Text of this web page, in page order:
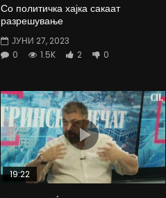
Со политичка хајка сакаат
разрешување
ЈУНИ 27, 2023
0
1.5K 2 0
19:22